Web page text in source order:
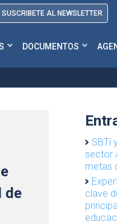
SUSCRIBETE AL NEWSLETTER
DOCUMENTOS
de
SBTi
sector
metas
clave